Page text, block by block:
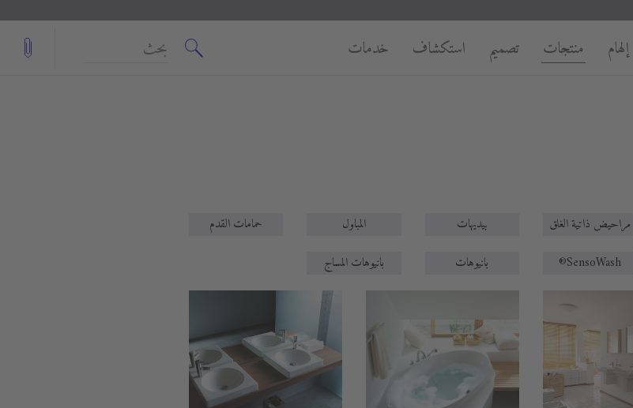
إلهام منتجات تصميم استكشاف خدمات
مراحيض ذاتية الغلق بيديهات المباول
حمامات القدم
SensoWash® بانيوهات بانيوهات المساج